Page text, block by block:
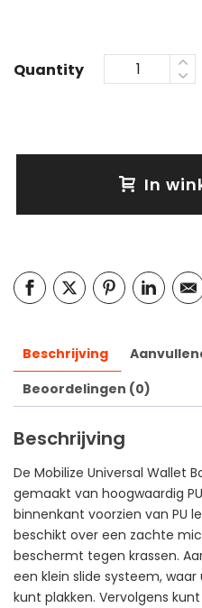
Quantity
In
Beschrijving
Beoordelingen (0)
Beschrijving
De Mobilize Universal Wallet
gemaakt van hoogwaardig
binnenkant voorzien van PU
beschikt over een zachte
beschermt tegen krassen.
een klein slide systeem,
kunt plakken. Vervolgens